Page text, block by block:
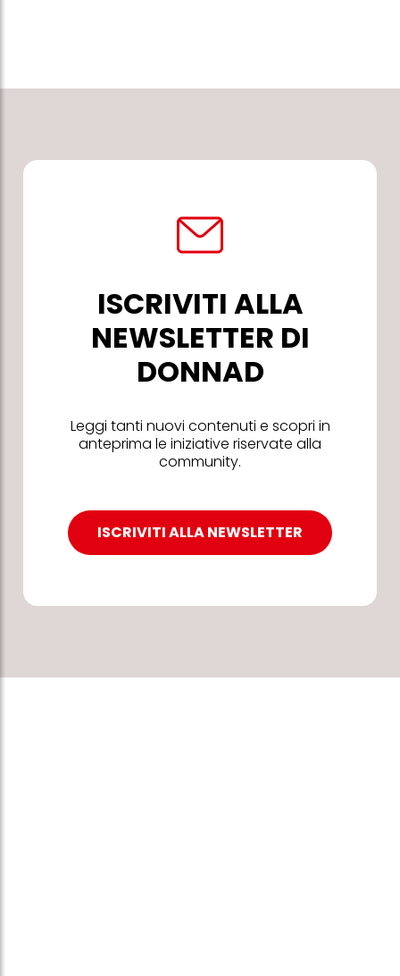
ISCRIVITI ALLA
NEWSLETTER DI
DONNAD
Leggi tanti nuovi contenuti e scopri in
anteprima le iniziative riservate alla
community.
ISCRIVITI ALLA NEWSLETTER